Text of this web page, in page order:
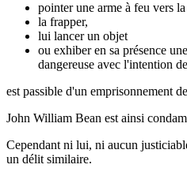
pointer une arme à feu vers
la frapper,
lui lancer un objet
ou exhiber en sa présence
dangereuse avec l'intention
est passible d'un emprisonnement
John William Bean est ainsi
Cependant ni lui, ni aucun
un délit similaire.